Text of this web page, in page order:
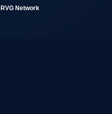
RVG Network